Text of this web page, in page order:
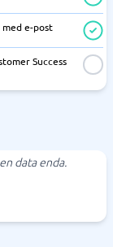
e-post
Success
data enda.